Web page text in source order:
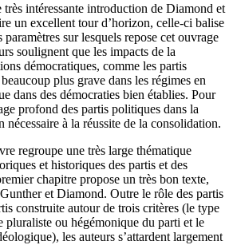
intéressante introduction de Diamond et
un excellent tour d’horizon, celle-ci balise
sur lesquels repose cet ouvrage
soulignent que les impacts de la
démocratiques, comme les partis
plus grave dans les régimes en
dans des démocraties bien établies. Pour
profond des partis politiques dans la
nécessaire à la réussite de la consolidation.
regroupe une très large thématique
et historiques des partis et des
chapitre propose un très bon texte,
et Diamond. Outre le rôle des partis
construite autour de trois critères (le type
pluraliste ou hégémonique du parti et le
les auteurs s’attardent largement